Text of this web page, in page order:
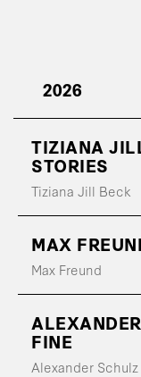
2026
TIZIANA
STORIES
Tiziana Jill Beck
MAX
Max Freund
FINE
Alexander Schulz